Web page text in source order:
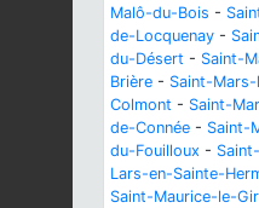
Malô-du-Bois -
de-Locquenay -
du-Désert - Saint-
Brière - Saint-
Colmont - Saint-
de-Connée - Saint-
du-Fouilloux -
Lars-en-Sainte-
Saint-Maurice-le-